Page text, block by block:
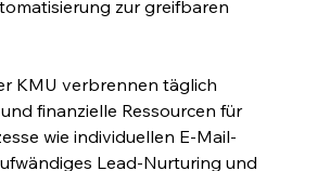
zur greifbaren
KMU verbrennen täglich
finanzielle Ressourcen für
wie individuellen E-Mail-
Lead-Nurturing und